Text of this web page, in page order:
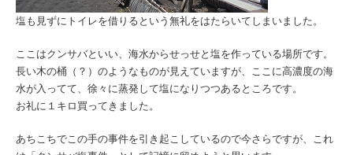
塩も見ずにトイレを借りるという無礼をはたらいてしまいました。
ここはクンサバといい、海水からせっせと塩を作っている場所です。
長い木の桶（？）のようなものが見えていますが、ここに高濃度の海
水が入ってて、徐々に蒸発して塩になりつつあるところです。
お礼に１キロ買ってきました。
あちこちでこの手の事件を引き起こしているので今さらですが、これ